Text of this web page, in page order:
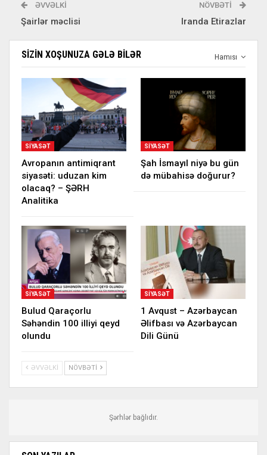
ƏVVƏLKI
Şairlər məclisi
NÖVBƏTI
Iranda Etirazlar
Hamısı
SIZIN XOŞUNUZA GƏLƏ BILƏR
SIYASƏT
Avropanın antimiqrant
siyasəti: uduzan kim
olacaq? – ŞƏRH
Analitika
SIYASƏT
Şah İsmayıl niyə bu gün
də mübahisə doğurur?
SIYASƏT
Bulud Qaraçorlu
Səhəndin 100 illiyi qeyd
olundu
SIYASƏT
1 Avqust – Azərbaycan
Əlifbası və Azərbaycan
Dili Günü
ƏVVƏLKI NÖVBƏTI
Şərhlər bağlıdır.